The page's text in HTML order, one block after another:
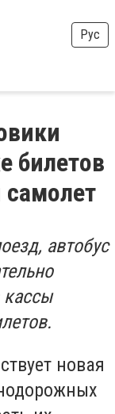
Рус
билетов
самолет
автобус
кассы
новая